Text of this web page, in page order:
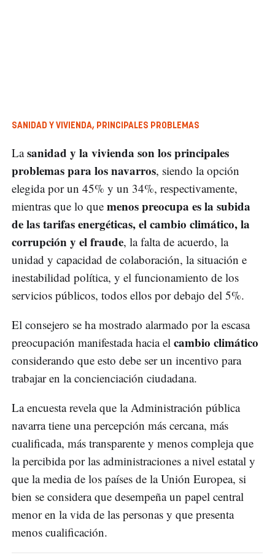
SANIDAD Y VIVIENDA, PRINCIPALES PROBLEMAS
Lasanidad y la vivienda son los principales
problemas para los navarros, siendo la opción
elegida por un 45% y un 34%, respectivamente,
mientras que lo que menos preocupa es la subida
de las tarifas energéticas, el cambio climático, la
corrupción y el fraude, la falta de acuerdo, la
unidad y capacidad de colaboración, la situación e
inestabilidad política, y el funcionamiento de los
servicios públicos, todos ellos por debajo del 5%.
El consejero se ha mostrado alarmado por la escasa
preocupación manifestada hacia el cambio climático
considerando que esto debe ser un incentivo para
trabajar en la concienciación ciudadana.
La encuesta revela que la Administración pública
navarra tiene una percepción más cercana, más
cualificada, más transparente y menos compleja que
la percibida por las administraciones a nivel estatal y
que la media de los países de la Unión Europea, si
bien se considera que desempeña un papel central
menor en la vida de las personas y que presenta
menos cualificación.